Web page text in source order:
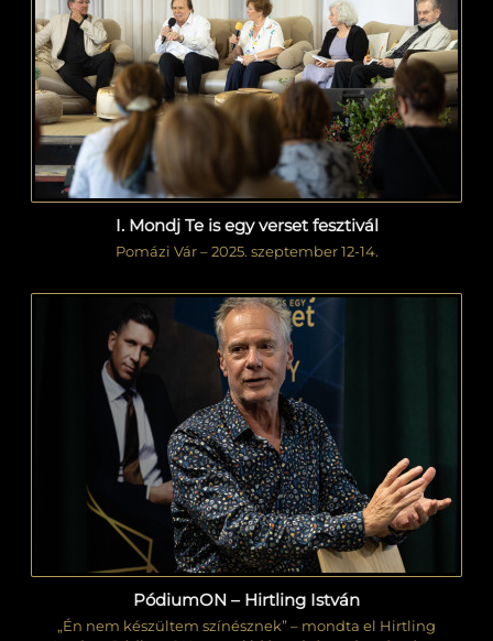
I. Mondj Te is egy verset fesztivál
Pomázi Vár – 2025. szeptember 12-14.
PódiumON – Hirtling István
„Én nem készültem színésznek” – mondta el Hirtling